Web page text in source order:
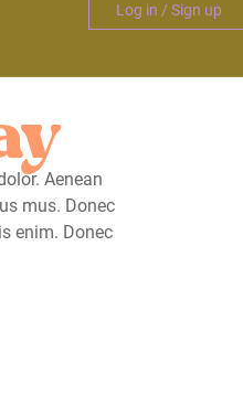
Log in / Sign up
Aenean
mus. Donec
enim. Donec